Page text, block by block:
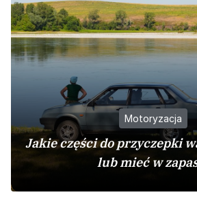
Motoryzacja
Jakie części do przyczepki
lub mieć w